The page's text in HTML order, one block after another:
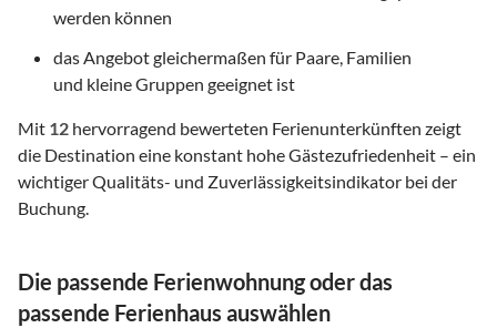
werden können
das Angebot gleichermaßen für Paare, Familien
und kleine Gruppen geeignet ist
Mit 12 hervorragend bewerteten Ferienunterkünften zeigt
die Destination eine konstant hohe Gästezufriedenheit – ein
wichtiger Qualitäts- und Zuverlässigkeitsindikator bei der
Buchung.
Die passende Ferienwohnung oder das
passende Ferienhaus auswählen